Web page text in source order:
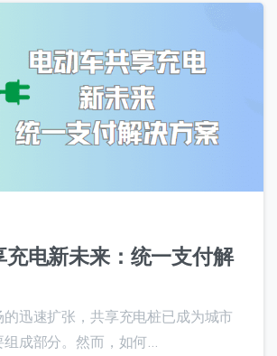
充电新未来：统一支付解
迅速扩张，共享充电桩已成为城市
成部分。然而，如何...